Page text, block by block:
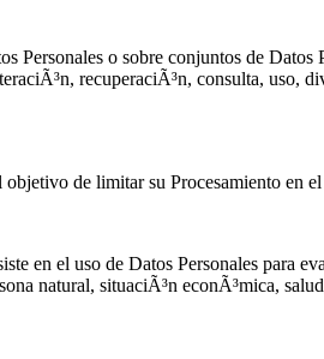
o sobre conjuntos de
recuperaciÃ³n, consulta, uso,
de limitar su Procesamiento en
en el uso de Datos Personales para
natural, situaciÃ³n econÃ³mica,